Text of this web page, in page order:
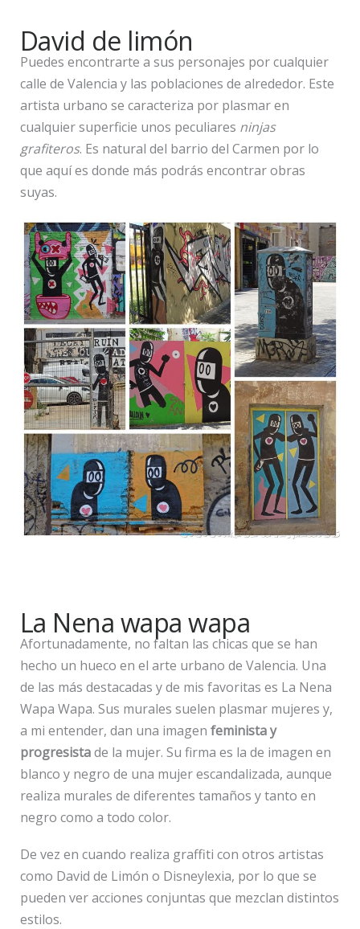
David de limón
Puedes encontrarte a sus personajes por cualquier
calle de Valencia y las poblaciones de alrededor. Este
artista urbano se caracteriza por plasmar en
cualquier superficie unos peculiares ninjas
grafiteros. Es natural del barrio del Carmen por lo
que aquí es donde más podrás encontrar obras
suyas.
La Nena wapa wapa
Afortunadamente, no faltan las chicas que se han
hecho un hueco en el arte urbano de Valencia. Una
de las más destacadas y de mis favoritas es La Nena
Wapa Wapa. Sus murales suelen plasmar mujeres y,
a mi entender, dan una imagen feminista y
progresistade la mujer. Su firma es la de imagen en
blanco y negro de una mujer escandalizada, aunque
realiza murales de diferentes tamaños y tanto en
negro como a todo color.
De vez en cuando realiza graffiti con otros artistas
como David de Limón o Disneylexia, por lo que se
pueden ver acciones conjuntas que mezclan distintos
estilos.